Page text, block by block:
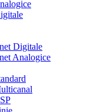
Digitale
Analogice